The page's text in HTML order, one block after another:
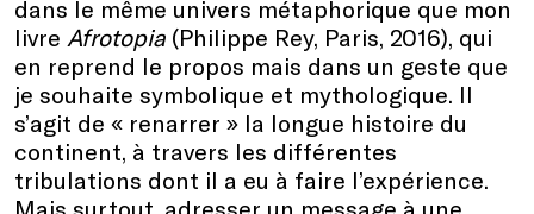
dans le même univers métaphorique que mon
livre Afrotopia (Philippe Rey, Paris, 2016), qui
en reprend le propos mais dans un geste que
je souhaite symbolique et mythologique. Il
s’agit de « renarrer » la longue histoire du
continent, à travers les différentes
tribulations dont il a eu à faire l’expérience.
Mais surtout, adresser un message à une